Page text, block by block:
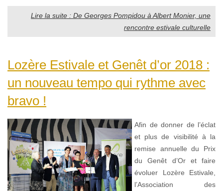
Lire la suite : De Georges Pompidou à Albert Monier, une
rencontre estivale culturelle
Lozère Estivale et Genêt d’or 2018 :
un nouveau tempo qui rythme avec
bravo !
Afin de donner de l’éclat
et plus de visibilité à la
remise annuelle du Prix
du Genêt d’Or et faire
évoluer Lozère Estivale,
l’Association des